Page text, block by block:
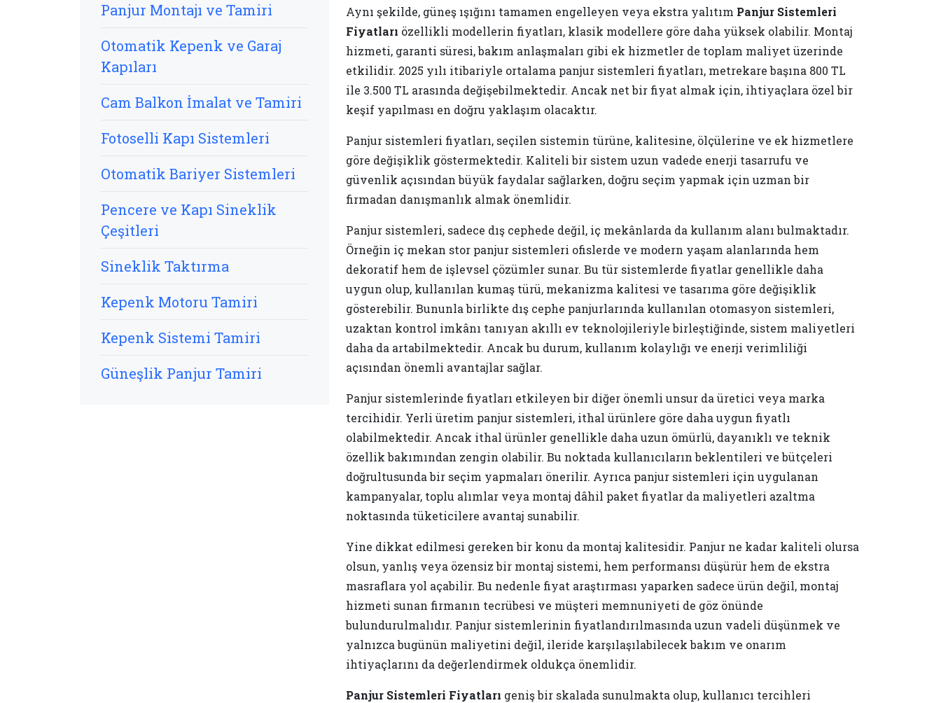
Aynı şekilde, güneş ışığını tamamen engelleyen veya ekstra yalıtım Panjur Sistemleri
Fiyatları özellikli modellerin fiyatları, klasik modellere göre daha yüksek olabilir. Montaj
hizmeti, garanti süresi, bakım anlaşmaları gibi ek hizmetler de toplam maliyet üzerinde
etkilidir. 2025 yılı itibariyle ortalama panjur sistemleri fiyatları, metrekare başına 800 TL
ile 3.500 TL arasında değişebilmektedir. Ancak net bir fiyat almak için, ihtiyaçlara özel bir
keşif yapılması en doğru yaklaşım olacaktır.
Panjur sistemleri fiyatları, seçilen sistemin türüne, kalitesine, ölçülerine ve ek hizmetlere
göre değişiklik göstermektedir. Kaliteli bir sistem uzun vadede enerji tasarrufu ve
güvenlik açısından büyük faydalar sağlarken, doğru seçim yapmak için uzman bir
firmadan danışmanlık almak önemlidir.
Panjur sistemleri, sadece dış cephede değil, iç mekânlarda da kullanım alanı bulmaktadır.
Örneğin iç mekan stor panjur sistemleri ofislerde ve modern yaşam alanlarında hem
dekoratif hem de işlevsel çözümler sunar. Bu tür sistemlerde fiyatlar genellikle daha
uygun olup, kullanılan kumaş türü, mekanizma kalitesi ve tasarıma göre değişiklik
gösterebilir. Bununla birlikte dış cephe panjurlarında kullanılan otomasyon sistemleri,
uzaktan kontrol imkânı tanıyan akıllı ev teknolojileriyle birleştiğinde, sistem maliyetleri
daha da artabilmektedir. Ancak bu durum, kullanım kolaylığı ve enerji verimliliği
açısından önemli avantajlar sağlar.
Panjur sistemlerinde fiyatları etkileyen bir diğer önemli unsur da üretici veya marka
tercihidir. Yerli üretim panjur sistemleri, ithal ürünlere göre daha uygun fiyatlı
olabilmektedir. Ancak ithal ürünler genellikle daha uzun ömürlü, dayanıklı ve teknik
özellik bakımından zengin olabilir. Bu noktada kullanıcıların beklentileri ve bütçeleri
doğrultusunda bir seçim yapmaları önerilir. Ayrıca panjur sistemleri için uygulanan
kampanyalar, toplu alımlar veya montaj dâhil paket fiyatlar da maliyetleri azaltma
noktasında tüketicilere avantaj sunabilir.
Yine dikkat edilmesi gereken bir konu da montaj kalitesidir. Panjur ne kadar kaliteli olursa
olsun, yanlış veya özensiz bir montaj sistemi, hem performansı düşürür hem de ekstra
masraflara yol açabilir. Bu nedenle fiyat araştırması yaparken sadece ürün değil, montaj
hizmeti sunan firmanın tecrübesi ve müşteri memnuniyeti de göz önünde
bulundurulmalıdır. Panjur sistemlerinin fiyatlandırılmasında uzun vadeli düşünmek ve
yalnızca bugünün maliyetini değil, ileride karşılaşılabilecek bakım ve onarım
ihtiyaçlarını da değerlendirmek oldukça önemlidir.
Panjur Sistemleri Fiyatları geniş bir skalada sunulmakta olup, kullanıcı tercihleri
Panjur Montajı ve Tamiri
Otomatik Kepenk ve Garaj
Kapıları
Cam Balkon İmalat ve Tamiri
Fotoselli Kapı Sistemleri
Otomatik Bariyer Sistemleri
Pencere ve Kapı Sineklik
Çeşitleri
Sineklik Taktırma
Kepenk Motoru Tamiri
Kepenk Sistemi Tamiri
Güneşlik Panjur Tamiri